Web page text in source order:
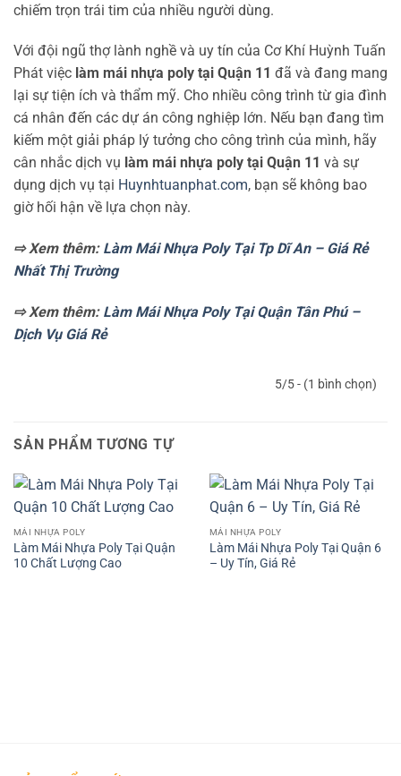
chiếm trọn trái tim của nhiều người dùng.
Với đội ngũ thợ lành nghề và uy tín của Cơ Khí Huỳnh Tuấn
Phát việc làm mái nhựa poly tại Quận 11 đã và đang mang
lại sự tiện ích và thẩm mỹ. Cho nhiều công trình từ gia đình
cá nhân đến các dự án công nghiệp lớn. Nếu bạn đang tìm
kiếm một giải pháp lý tưởng cho công trình của mình, hãy
cân nhắc dịch vụ làm mái nhựa poly tại Quận 11 và sự
dụng dịch vụ tại Huynhtuanphat.com, bạn sẽ không bao
giờ hối hận về lựa chọn này.
⇨ Xem thêm: Làm Mái Nhựa Poly Tại Tp Dĩ An – Giá Rẻ
Nhất Thị Trường
⇨ Xem thêm: Làm Mái Nhựa Poly Tại Quận Tân Phú –
Dịch Vụ Giá Rẻ
5/5 - (1 bình chọn)
SẢN PHẨM TƯƠNG TỰ
MÁI NHỰA POLY
Làm Mái Nhựa Poly Tại Quận
10 Chất Lượng Cao
MÁI NHỰA POLY
Làm Mái Nhựa Poly Tại Quận 6
– Uy Tín, Giá Rẻ